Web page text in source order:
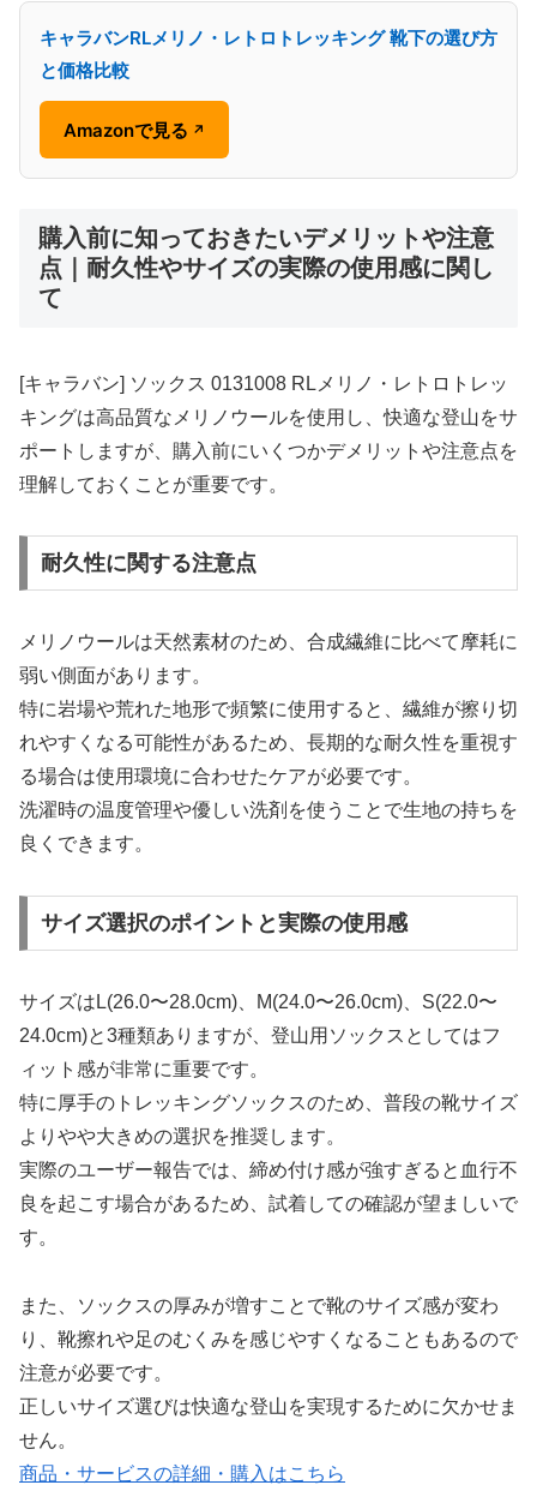
キャラバンRLメリノ・レトロトレッキング 靴下の選び方
と価格比較
Amazonで見る ↗
購入前に知っておきたいデメリットや注意
点｜耐久性やサイズの実際の使用感に関し
て
[キャラバン] ソックス 0131008 RLメリノ・レトロトレッ
キングは高品質なメリノウールを使用し、快適な登山をサ
ポートしますが、購入前にいくつかデメリットや注意点を
理解しておくことが重要です。
耐久性に関する注意点
メリノウールは天然素材のため、合成繊維に比べて摩耗に
弱い側面があります。
特に岩場や荒れた地形で頻繁に使用すると、繊維が擦り切
れやすくなる可能性があるため、長期的な耐久性を重視す
る場合は使用環境に合わせたケアが必要です。
洗濯時の温度管理や優しい洗剤を使うことで生地の持ちを
良くできます。
サイズ選択のポイントと実際の使用感
サイズはL(26.0〜28.0cm)、M(24.0〜26.0cm)、S(22.0〜
24.0cm)と3種類ありますが、登山用ソックスとしてはフ
ィット感が非常に重要です。
特に厚手のトレッキングソックスのため、普段の靴サイズ
よりやや大きめの選択を推奨します。
実際のユーザー報告では、締め付け感が強すぎると血行不
良を起こす場合があるため、試着しての確認が望ましいで
す。
また、ソックスの厚みが増すことで靴のサイズ感が変わ
り、靴擦れや足のむくみを感じやすくなることもあるので
注意が必要です。
正しいサイズ選びは快適な登山を実現するために欠かせま
せん。
商品・サービスの詳細・購入はこちら